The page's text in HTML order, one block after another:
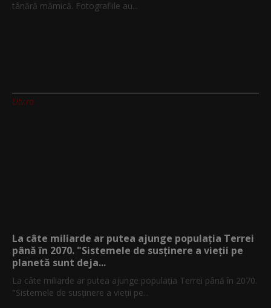
tânără mămică. Fotografiile au...
Utv.ro
La câte miliarde ar putea ajunge populația Terrei
până în 2070. "Sistemele de susținere a vieții pe
planetă sunt deja...
La câte miliarde ar putea ajunge populația Terrei până în 2070.
"Sistemele de susținere a vieții pe...